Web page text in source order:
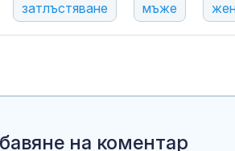
затлъстяване мъже
на коментар